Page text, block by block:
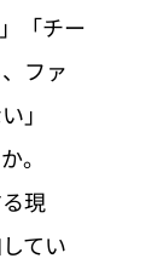
「チー
ファ
」
。
現
てい